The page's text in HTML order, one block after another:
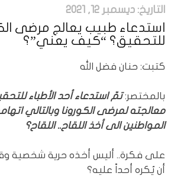
التاريخ: ديسمبر 12, 2021
استدعاء طبيب يعالج مرضى
للتحقيق؟ “كيف يعني”؟
كتبت: حنان فضل الله
بالمختصر:تمّ استدعاء أحد الأطباء
معالجته لمرضى الكورونا وبالتالي
المواطنين الى أخذ اللقاح.. اللقاح؟
على فكرة.. أليس أخذه حرية شخصية
أن يُكره أحداً عليه؟